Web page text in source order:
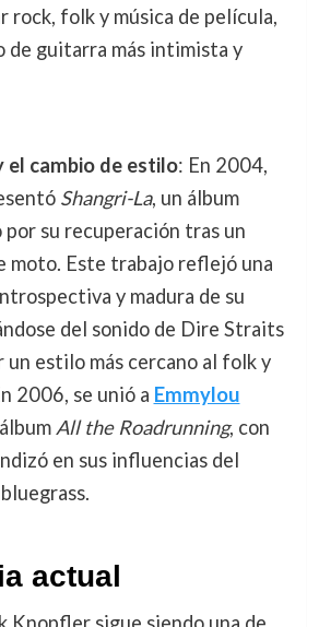
rock, folk y música de película,
de guitarra más intimista y
el cambio de estilo: En 2004,
Shangri-La, un álbum
su recuperación tras un
moto. Este trabajo reflejó una
y madura de su
del sonido de Dire Straits
un estilo más cercano al folk y
2006, se unió a Emmylou
All the Roadrunning, con
en sus influencias del
actual
Knopfler sigue siendo una de